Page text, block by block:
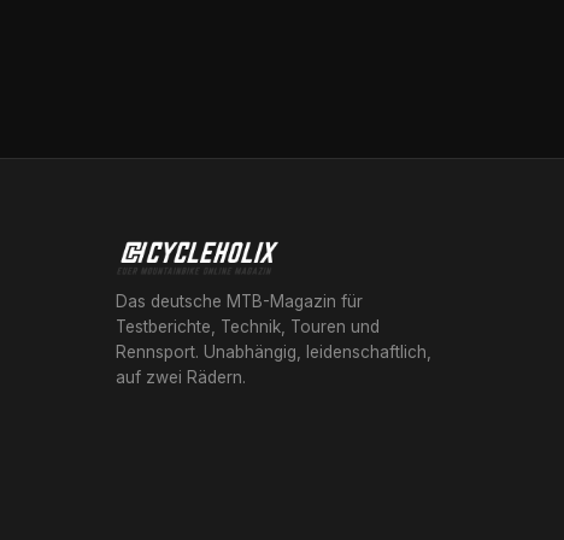
Das deutsche MTB-Magazin für
Testberichte, Technik, Touren und
Rennsport. Unabhängig, leidenschaftlich,
auf zwei Rädern.